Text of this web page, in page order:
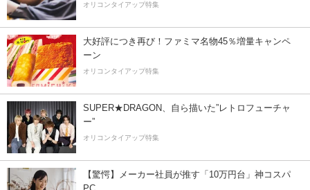
オリコンタイアップ特集
大好評につき再び！ファミマ名物45％増量キャンペ
ーン
オリコンタイアップ特集
SUPER★DRAGON、自ら描いた”レトロフューチャ
ー”
オリコンタイアップ特集
【驚愕】メーカー社員が推す「10万円台」神コスパ